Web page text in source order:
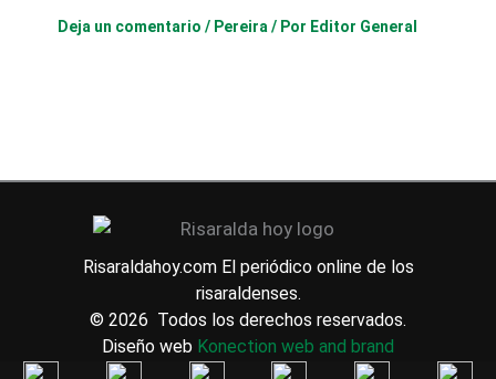
Deja un comentario / Pereira/ Por Editor General
Risaraldahoy.com El periódico online de los
risaraldenses.
© 2026 Todos los derechos reservados.
Diseño web Konection web and brand